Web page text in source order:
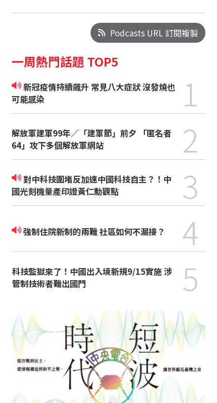
Podcasts URL 訂閱複製
一周熱門話題 TOP5
新冠疫情持續飆升 常見八大症狀 沒發燒也
可能感染
1
解放軍建軍99年／「建軍節」前夕 「匿名者
64」攻下多個解放軍網站
2
對中科技圍堵反加速中國科技自主？！中
國光刻機量產印證黃仁勳觀點
3
強制住院新制的兩難 社區如何不漏接？ 4
科技監獄來了！中國出入境新規9/15實施 涉
管制技術者難出國門
5